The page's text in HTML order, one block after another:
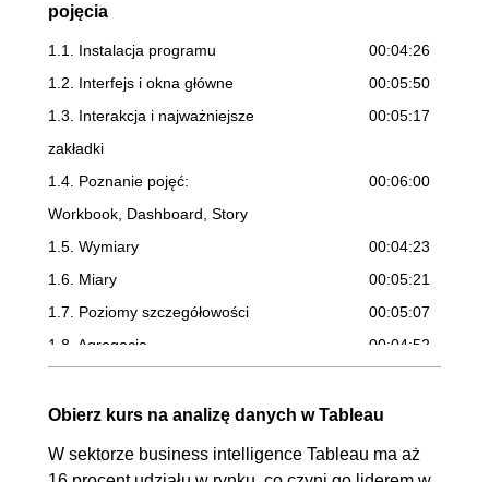
pojęcia
1.1. Instalacja programu
00:04:26
1.2. Interfejs i okna główne
00:05:50
1.3. Interakcja i najważniejsze
zakładki
00:05:17
1.4. Poznanie pojęć:
Workbook, Dashboard, Story
00:06:00
1.5. Wymiary
00:04:23
1.6. Miary
00:05:21
1.7. Poziomy szczegółowości
00:05:07
1.8. Agregacja
00:04:52
1.10. Measure Names i
00:04:52
1.11. Filtrowanie 00:07:11
Obierz kurs na analizę danych w Tableau
W sektorze business intelligence Tableau ma aż